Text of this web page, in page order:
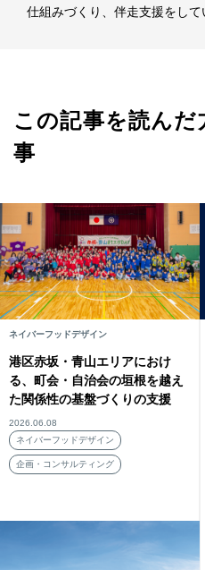
仕組みづくり、伴走支援をして
この記事を読ん
事
ネイバーフッドデザイン
港区赤坂・青山エリアにおけ
る、町会・自治会の垣根を越え
た関係性の基盤づくりの支援
2026.06.08
ネイバーフッドデザイン
企画・コンサルティング